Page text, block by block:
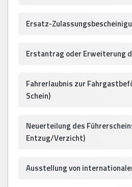
Ersatz-
Erstantrag oder Erweiterung
Fahrerlaubnis zur
Schein)
Neuerteilung des
Entzug/Verzicht)
Ausstellung von